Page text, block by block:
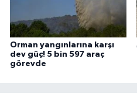
Orman yangınlarına karşı
dev güç! 5 bin 597 araç
görevde